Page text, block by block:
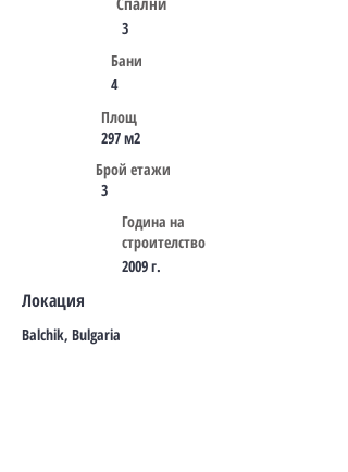
3
Бани
4
Площ
297 м2
Брой етажи
3
Година на
строителство
2009 г.
Локация
Balchik, Bulgaria